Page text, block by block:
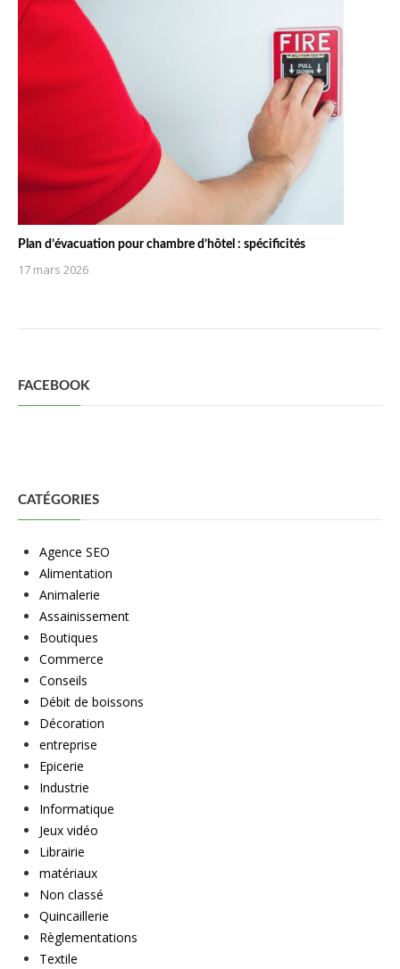
Plan d’évacuation pour chambre d’hôtel : spécificités
17 mars 2026
FACEBOOK
CATÉGORIES
Agence SEO
Alimentation
Animalerie
Assainissement
Boutiques
Commerce
Conseils
Débit de boissons
Décoration
entreprise
Epicerie
Industrie
Informatique
Jeux vidéo
Librairie
matériaux
Non classé
Quincaillerie
Règlementations
Textile